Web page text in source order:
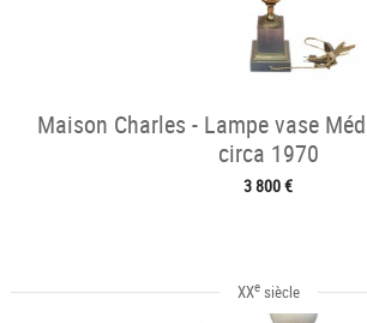
Maison Charles - Lampe vase
circa 1970
3 800 €
XXesiècle